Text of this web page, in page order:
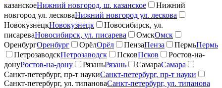
казанскоеНижний новгород, ш. казанское
Нижний
новгород ул. лесковаНижний новгород ул. лескова
НовокузнецкНовокузнецк
Новосибирск, ул.
писареваНовосибирск, ул. писарева ОмскОмск
ОренбургОренбург ОрёлОрёл ПензаПенза ПермьПермь
ПетрозаводскПетрозаводск ПсковПсков
Ростов-на-
донуРостов-на-дону РязаньРязань СамараСамара
Санкт-петербург, пр-т наукиСанкт-петербург, пр-т науки
Санкт-петербург, ул. типановаСанкт-петербург, ул. типанова